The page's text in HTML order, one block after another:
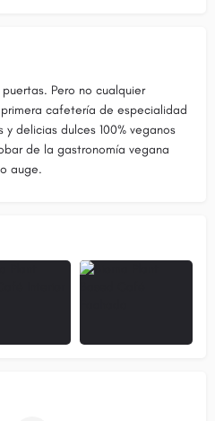
Pero no cualquier
cafetería de especialidad
delicias dulces 100% veganos
de la gastronomía vegana
auge.